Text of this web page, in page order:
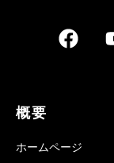
概要
ホームページ